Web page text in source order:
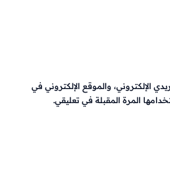
الإلكتروني، والموقع الإلكتروني في
المرة المقبلة في تعليقي.